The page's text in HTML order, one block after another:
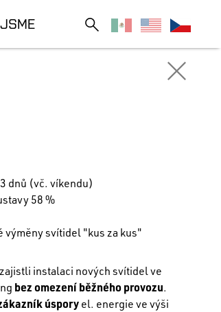
dnů (vč. víkendu)
58 %
výměny svítidel "kus za kus"
instalaci nových svítidel ve
bez omezení běžného provozu.
úsporyel. energie ve výši